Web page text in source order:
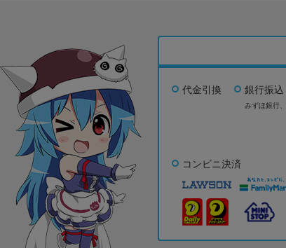
代金引換 銀行振込
みずほ銀行、
コンビニ決済